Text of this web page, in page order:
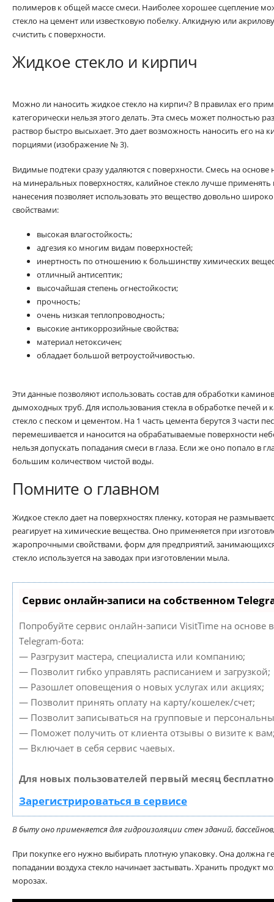
полимеров к общей массе смеси. Наиболее хорошее сцепление
стекло на цемент или известковую побелку. Алкидную или
счистить с поверхности.
Жидкое стекло и кирпич
Можно ли наносить жидкое стекло на кирпич? В правилах его
категорически нельзя этого делать. Эта смесь может полностью
раствор быстро высыхает. Это дает возможность наносить его
порциями (изображение № 3).
Видимые подтеки сразу удаляются с поверхности. Смесь на
на минеральных поверхностях, калийное стекло лучше применять
нанесения позволяет использовать это вещество довольно
свойствами:
высокая влагостойкость;
адгезия ко многим видам поверхностей;
инертность по отношению к большинству химических
отличный антисептик;
высочайшая степень огнестойкости;
прочность;
очень низкая теплопроводность;
высокие антикоррозийные свойства;
материал нетоксичен;
обладает большой ветроустойчивостью.
Эти данные позволяют использовать состав для обработки
дымоходных труб. Для использования стекла в обработке печей
стекло с песком и цементом. На 1 часть цемента берутся 3 части
перемешивается и наносится на обрабатываемые поверхности
нельзя допускать попадания смеси в глаза. Если же оно попало в
большим количеством чистой воды.
Помните о главном
Жидкое стекло дает на поверхностях пленку, которая не
реагирует на химические вещества. Оно применяется при
жаропрочными свойствами, форм для предприятий,
стекло используется на заводах при изготовлении мыла.
Сервис онлайн-записи на собственном
Попробуйте сервис онлайн-записи VisitTime на основе
Telegram-бота:
— Разгрузит мастера, специалиста или компанию;
— Позволит гибко управлять расписанием и загрузкой;
— Разошлет оповещения о новых услугах или акциях;
— Позволит принять оплату на карту/кошелек/счет;
— Позволит записываться на групповые и
— Поможет получить от клиента отзывы о визите к
— Включает в себя сервис чаевых.
Для новых пользователей первый месяц
Зарегистрироваться в сервисе
В быту оно применяется для гидроизоляции стен зданий,
При покупке его нужно выбирать плотную упаковку. Она должна
попадании воздуха стекло начинает застывать. Хранить продукт
морозах.